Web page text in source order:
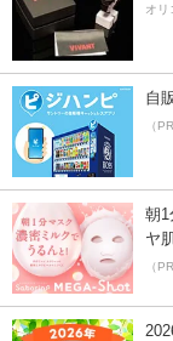
オリ
自
（
朝1
ヤ
（